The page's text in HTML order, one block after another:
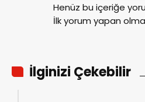
Henüz bu içeriğe
İlk yorum yapan
İlginizi Çekebilir